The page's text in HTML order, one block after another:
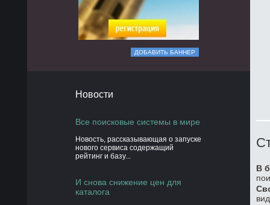
ДОБАВИТЬ БАННЕР
Новости
Все поисковые системы в мире
Новость, рассказывающая о запуске
нового сервиса содержащий
рейтинг и базу...
И снова снижение цен для
каталога
В